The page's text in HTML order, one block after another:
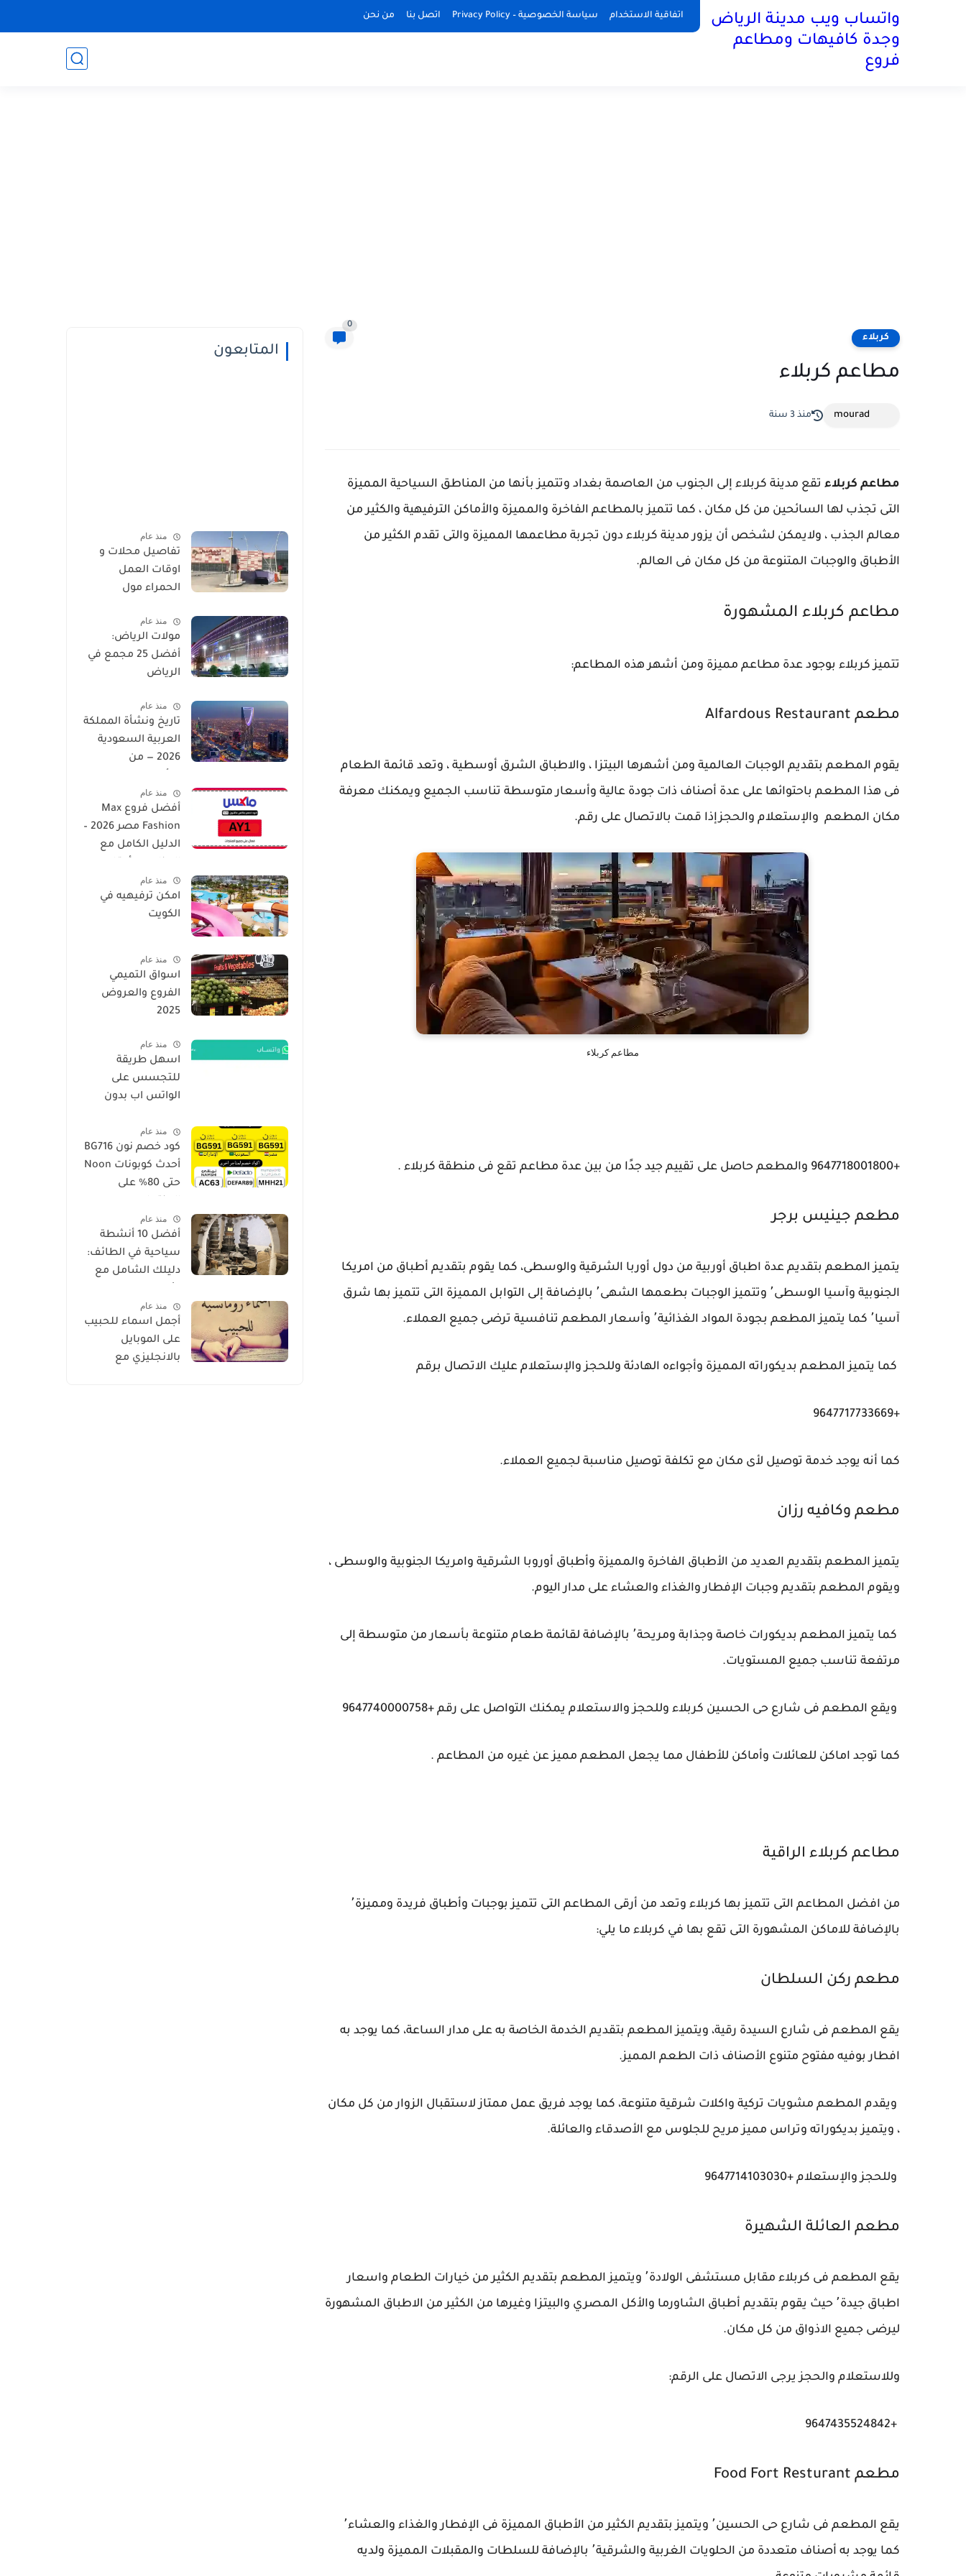
اتفاقية الاستخدام سياسة الخصوصية – Privacy Policy اتصل بنا من نحن
واتساب ويب مدينة الرياض
وجدة كافيهات ومطاعم
فروع
كربلاء
0
مطاعم كربلاء
mourad منذ 3 سنة
مطاعم كربلاء تقع مدينة كربلاء إلى الجنوب من العاصمة بغداد وتتميز بأنها من المناطق السياحية المميزة
التى تجذب لها السائحين من كل مكان ، كما تتميز بالمطاعم الفاخرة والمميزة والأماكن الترفيهية والكثير من
معالم الجذب ، ولايمكن لشخص أن يزور مدينة كربلاء دون تجربة مطاعمها المميزة والتى تقدم الكثير من
الأطباق والوجبات المتنوعة من كل مكان فى العالم.
مطاعم كربلاء المشهورة
تتميز كربلاء بوجود عدة مطاعم مميزة ومن أشهر هذه المطاعم:
مطعم Alfardous Restaurant
يقوم المطعم بتقديم الوجبات العالمية ومن أشهرها البيتزا ، والاطباق الشرق أوسطية ، وتعد قائمة الطعام
فى هذا المطعم باحتوائها على عدة أصناف ذات جودة عالية وأسعار متوسطة تناسب الجميع ويمكنك معرفة
مكان المطعم والإستعلام والحجزإذا قمت بالاتصال على رقم.
مطاعم كربلاء
+9647718001800 والمطعم حاصل على تقييم جيد جدًا من بين عدة مطاعم تقع فى منطقة كربلاء .
مطعم جينيس برجر
يتميز المطعم بتقديم عدة اطباق أوربية من دول أوربا الشرقية والوسطى، كما يقوم بتقديم أطباق من امريكا
الجنوبية وآسيا الوسطى٬ وتتميز الوجبات بطعمها الشهى٬ بالإضافة إلى التوابل المميزة التى تتميز بها شرق
آسيا٬ كما يتميز المطعم بجودة المواد الغذائية٬ وأسعار المطعم تنافسية ترضى جميع العملاء.
كما يتميز المطعم بديكوراته المميزة وأجواءه الهادئة وللحجز والإستعلام عليك الاتصال برقم
+9647717733669
كما أنه يوجد خدمة توصيل لأى مكان مع تكلفة توصيل مناسبة لجميع العملاء.
مطعم وكافيه رزان
يتميز المطعم بتقديم العديد من الأطباق الفاخرة والمميزة وأطباق أوروبا الشرقية وامريكا الجنوبية والوسطى ،
ويقوم المطعم بتقديم وجبات الإفطار والغذاء والعشاء على مدار اليوم.
كما يتميز المطعم بديكورات خاصة وجذابة ومريحة٬ بالإضافة لقائمة طعام متنوعة بأسعار من متوسطة إلى
مرتفعة تناسب جميع المستويات.
ويقع المطعم فى شارع حى الحسين كربلاء وللحجز والاستعلام يمكنك التواصل على رقم +9647740000758
كما توجد اماكن للعائلات وأماكن للأطفال مما يجعل المطعم مميز عن غيره من المطاعم .
مطاعم كربلاء الراقية
من افضل المطاعم التى تتميز بها كربلاء وتعد من أرقى المطاعم التى تتميز بوجبات وأطباق فريدة ومميزة٬
بالإضافة للاماكن المشهورة التى تقع بها في كربلاء ما يلي:
مطعم ركن السلطان
يقع المطعم فى شارع السيدة رقية، ويتميز المطعم بتقديم الخدمة الخاصة به على مدار الساعة، كما يوجد به
افطار بوفيه مفتوح متنوع الأصناف ذات الطعم المميز.
ويقدم المطعم مشويات تركية واكلات شرقية متنوعة، كما يوجد فريق عمل ممتاز لاستقبال الزوار من كل مكان
، ويتميز بديكوراته وتراس مميز مريح للجلوس مع الأصدقاء والعائلة.
وللحجز والإستعلام +9647714103030
مطعم العائلة الشهيرة
يقع المطعم فى كربلاء مقابل مستشفى الولادة٬ ويتميز المطعم بتقديم الكثير من خيارات الطعام واسعار
اطباق جيدة٬ حيث يقوم بتقديم أطباق الشاورما والأكل المصري والبيتزا وغيرها من الكثير من الاطباق المشهورة
ليرضى جميع الاذواق من كل مكان.
وللاستعلام والحجز يرجى الاتصال على الرقم:
+9647435524842
مطعم Food Fort Resturant
يقع المطعم فى شارع حى الحسين٬ ويتميز بتقديم الكثير من الأطباق المميزة فى الإفطار والغذاء والعشاء٬
كما يوجد به أصناف متعددة من الحلويات الغربية والشرقية٬ بالإضافة للسلطات والمقبلات المميزة ولديه
المتابعون
منذ عام
تفاصيل محلات و
اوقات العمل
الحمراء مول
منذ عام
مولات الرياض:
أفضل 25 مجمع في
الرياض
منذ عام
تاريخ ونشأة المملكة
العربية السعودية
2026 — من
الحديث
منذ عام
أفضل فروع Max
Fashion مصر 2026 –
الدليل الكامل مع
العمل
منذ عام
امكن ترفيهيه في
الكويت
منذ عام
اسواق التميمي
الفروع والعروض
2025
منذ عام
اسهل طريقة
للتجسس على
الواتس اب بدون
الجوال الهاتف 2026
منذ عام
كود خصم نون BG716
أحدث كوبونات Noon
حتى 80% على
منذ عام
أفضل 10 أنشطة
سياحية في الطائف:
دليلك الشامل مع
منذ عام
أجمل اسماء للحبيب
على الموبايل
بالانجليزي مع